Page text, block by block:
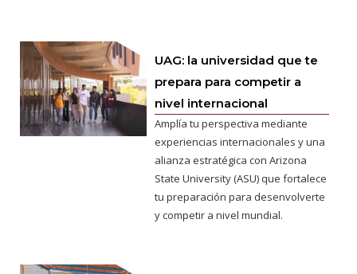
UAG: la universidad que te
prepara para competir a
nivel internacional
Amplía tu perspectiva mediante
experiencias internacionales y una
alianza estratégica con Arizona
State University (ASU) que fortalece
tu preparación para desenvolverte
y competir a nivel mundial.